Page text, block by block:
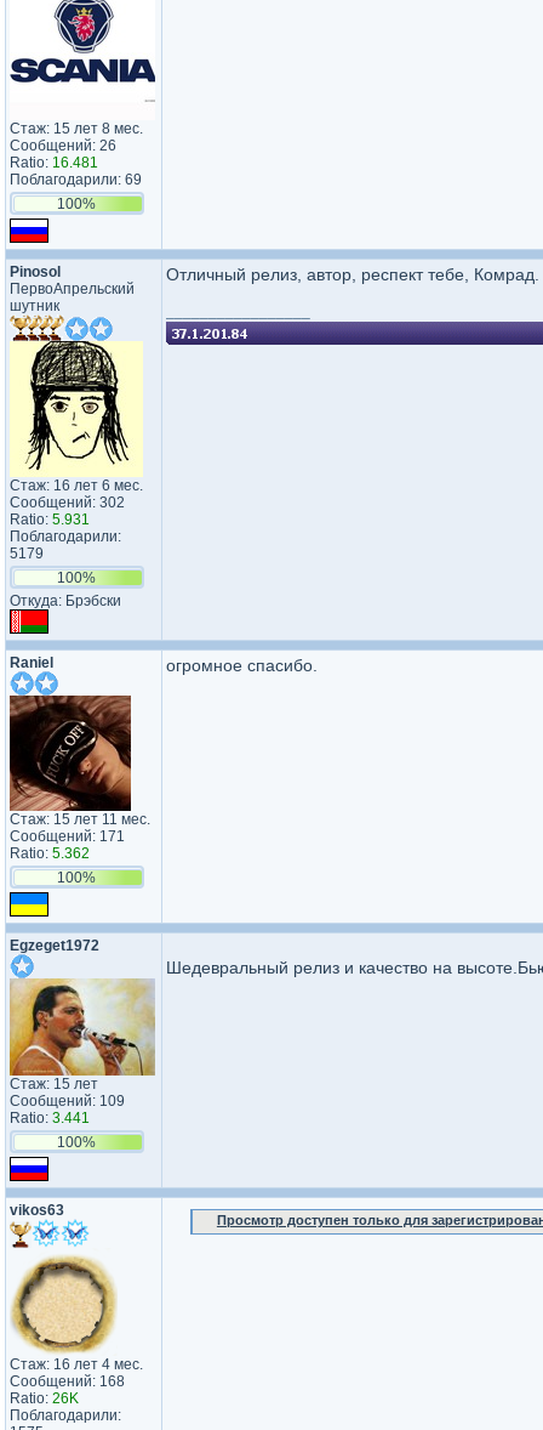
Стаж: 15 лет 8 мес.
Сообщений: 26
Ratio: 16.481
Поблагодарили: 69
100%
Pinosol
ПервоАпрельский
шутник
Стаж: 16 лет 6 мес.
Сообщений: 302
Ratio: 5.931
Поблагодарили:
5179
100%
Откуда: Брэбски
Отличный релиз, автор, респект тебе,
Raniel
Стаж: 15 лет 11 мес.
Сообщений: 171
Ratio: 5.362
100%
огромное спасибо.
Egzeget1972
Стаж: 15 лет
Сообщений: 109
Ratio: 3.441
100%
Шедевральный релиз и качество на
vikos63
Стаж: 16 лет 4 мес.
Сообщений: 168
Ratio: 26K
Поблагодарили:
Просмотр доступен только для